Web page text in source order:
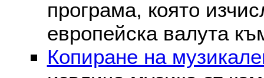
програма, която
европейска валута
Копиране на